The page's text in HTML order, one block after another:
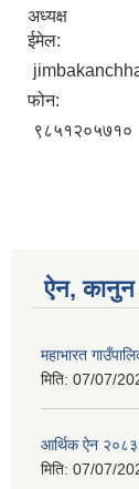
अध्यक्ष
ईमेल:
फोन:
९८५१२०५७१०
ऐन, कानुन
महाभारत
मिति: 07/07/
आर्थिक ऐन २०८३
मिति: 07/07/